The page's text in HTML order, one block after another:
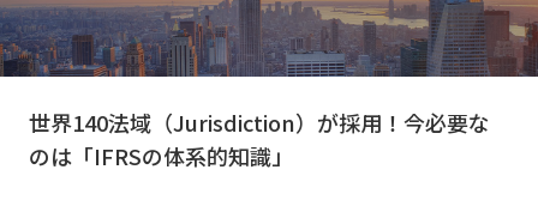
世界140法域（Jurisdiction）が採用！今必要な
のは「IFRSの体系的知識」